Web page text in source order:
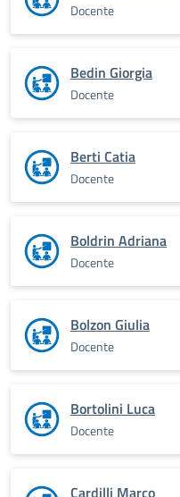
Docente
Bedin Giorgia
Docente
Berti Catia
Docente
Boldrin Adriana
Docente
Bolzon Giulia
Docente
Bortolini Luca
Docente
Cardilli Marco